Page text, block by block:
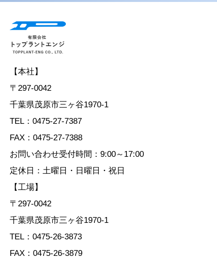
【本社】
〒297-0042
千葉県茂原市三ヶ谷1970-1
TEL：0475-27-7387
FAX：0475-27-7388
お問い合わせ受付時間：9:00～17:00
定休日：土曜日・日曜日・祝日
【工場】
〒297-0042
千葉県茂原市三ヶ谷1970-1
TEL：0475-26-3873
FAX：0475-26-3879